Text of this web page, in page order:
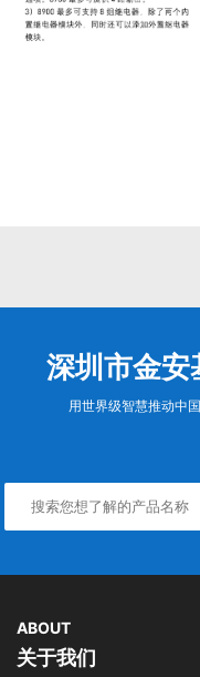
深圳市金安
用世界级智慧推动中
ABOUT
关于我们